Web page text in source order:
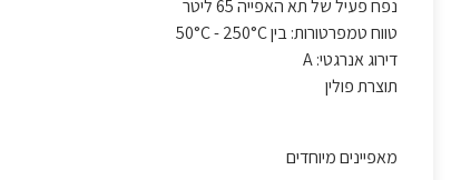
נפח פעיל של תא האפייה 65 ליטר
טווח טמפרטורות: בין 50°C - 250°C
דירוג אנרגטי: A
תוצרת פולין
מאפיינים מיוחדים